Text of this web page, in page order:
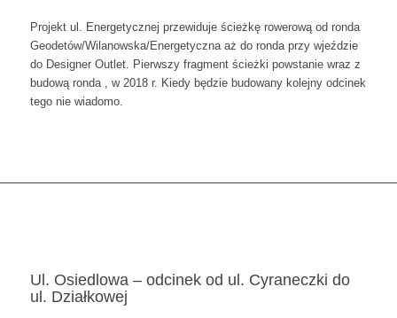
Projekt ul. Energetycznej przewiduje ścieżkę rowerową od ronda
Geodetów/Wilanowska/Energetyczna aż do ronda przy wjeździe
do Designer Outlet. Pierwszy fragment ścieżki powstanie wraz z
budową ronda , w 2018 r. Kiedy będzie budowany kolejny odcinek
tego nie wiadomo.
Ul. Osiedlowa – odcinek od ul. Cyraneczki do
ul. Działkowej